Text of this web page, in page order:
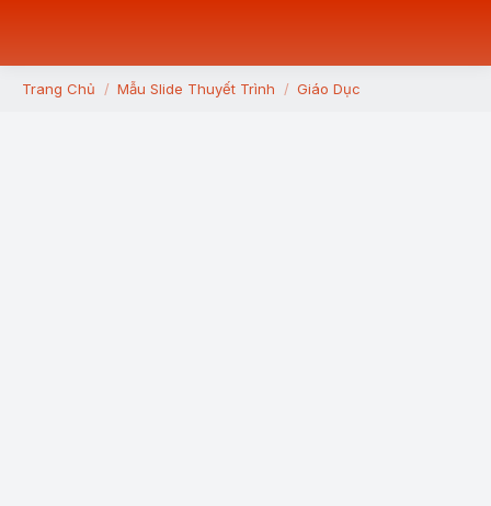
You are here:
Trang Chủ Mẫu Slide Thuyết Trình Giáo Dục